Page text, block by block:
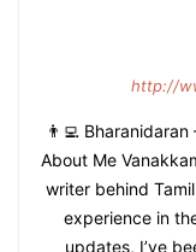
http://
👨‍💻
About Me
writer behind
experience in
updates, I’ve